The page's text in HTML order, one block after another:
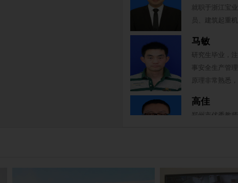
员、建筑起重
研究生毕业，
事安全生产管
原理非常熟悉
郑州市优秀教
事塔吊工作二
场建筑经验，